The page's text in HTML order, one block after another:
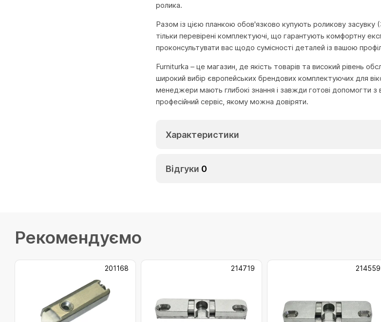
ролика.
Разом із цією планкою обов'язково купують роликову
тільки перевірені комплектуючі, що гарантують комфортну
проконсультувати вас щодо сумісності деталей із вашою
Furniturka – це магазин, де якість товарів та високий рівень
широкий вибір європейських брендових комплектуючих для
менеджери мають глибокі знання і завжди готові допомогти
професійний сервіс, якому можна довіряти.
Характеристики
Відгуки 0
Рекомендуємо
201168 214719 214559